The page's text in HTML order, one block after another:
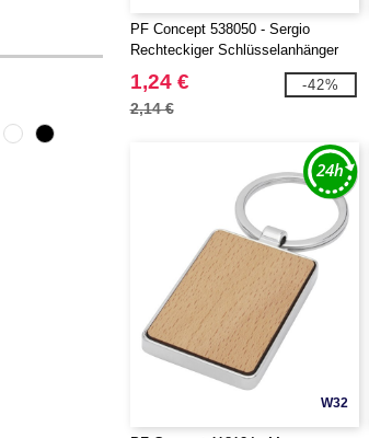
PF Concept 538050 - Sergio
Rechteckiger Schlüsselanhänger
1,24 €
2,14 €
-42%
W32